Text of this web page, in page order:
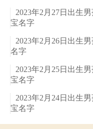
2023年2月27日出生
宝名字
2023年2月26日出生
名字
2023年2月25日出生
宝名字
2023年2月24日出生
宝名字